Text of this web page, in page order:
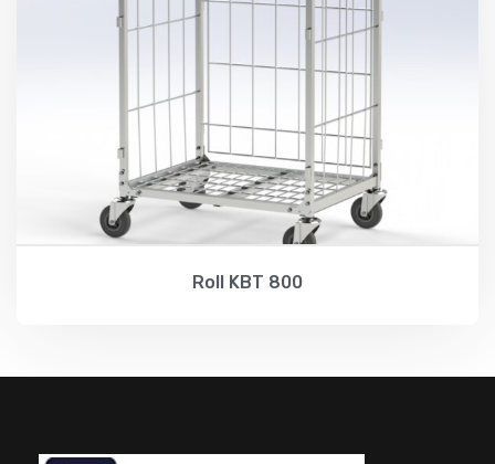
Roll KBT 800